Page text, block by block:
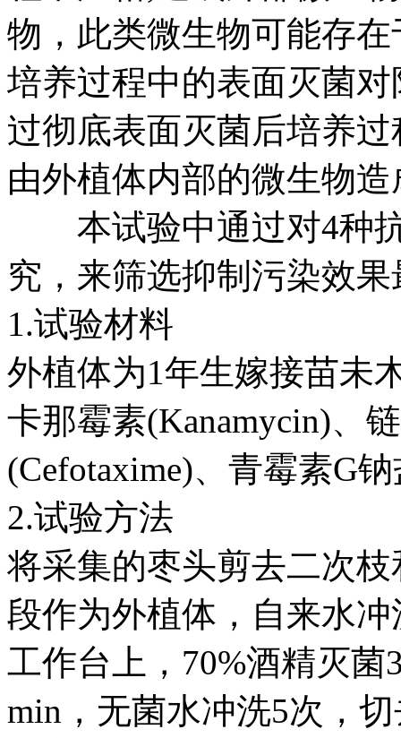
物，此类微生物可能存
培养过程中的表面灭菌
过彻底表面灭菌后培养
由外植体内部的微生物
本试验中通过对4种抗
究，来筛选抑制污染效
1.试验材料
外植体为1年生嫁接苗未
卡那霉素(Kanamycin)、
(Cefotaxime)、青霉素G
2.试验方法
将采集的枣头剪去二次
段作为外植体，自来水
工作台上，70%酒精灭菌
min，无菌水冲洗5次，